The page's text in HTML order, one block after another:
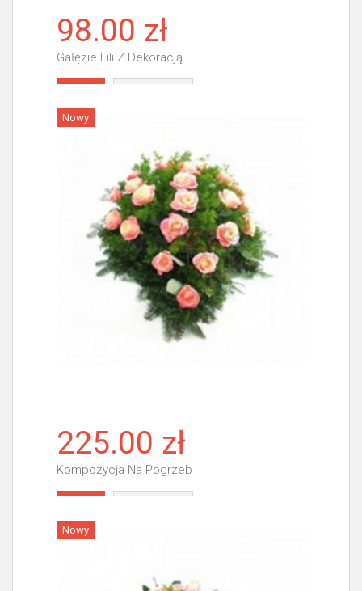
98.00 zł
Gałęzie Lili Z Dekoracją
Nowy
225.00 zł
Kompozycja Na Pogrzeb
Nowy